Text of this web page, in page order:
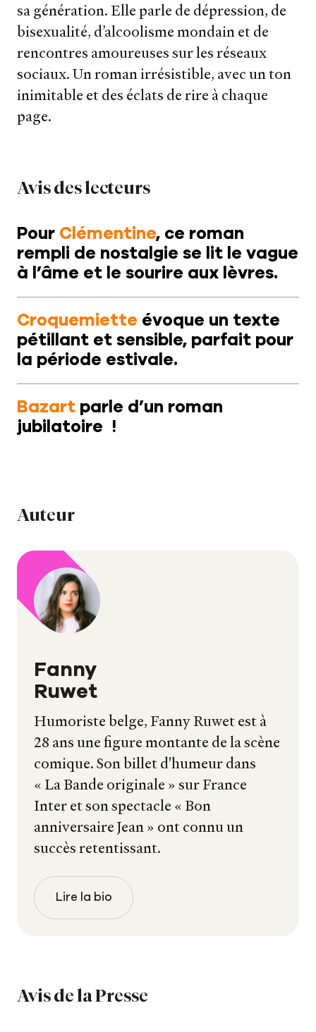
Nos livres
Nos auteurs
Notre journal
Le carnet de lecture
sa génération. Elle parle de dépression, de
bisexualité, d’alcoolisme mondain et de
rencontres amoureuses sur les réseaux
sociaux. Un roman irrésistible, avec un ton
inimitable et des éclats de rire à chaque
page.
Avis des lecteurs
PourClémentine, ce roman
rempli de nostalgie se lit le vague
à l’âme et le sourire aux lèvres.
Croquemiette évoque un texte
pétillant et sensible, parfait pour
la période estivale.
Bazartparle d’un roman
jubilatoire !
Auteur
Fanny
Ruwet
Humoriste belge, Fanny Ruwet est à
28 ans une figure montante de la scène
comique. Son billet d'humeur dans
« La Bande originale » sur France
Inter et son spectacle « Bon
anniversaire Jean » ont connu un
succès retentissant.
Lire la bio
Avis de la Presse